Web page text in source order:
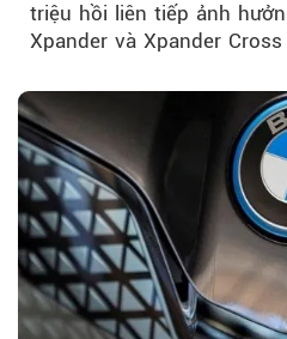
triệu hồi liên tiếp ảnh
Xpander và Xpander